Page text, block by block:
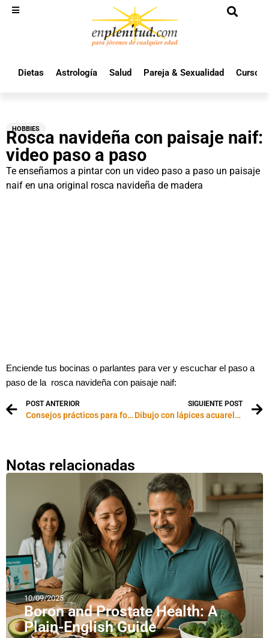
Dietas Astrología Salud Pareja & Sexualidad Cursos
HOBBIES
Rosca navideña con paisaje naif:
video paso a paso
Te enseñamos a pintar con un video paso a paso un paisaje
naif en una original rosca navideña de madera
Enciende tus bocinas o parlantes para ver y escuchar el paso a
paso de la rosca navideña con paisaje naif:
POST ANTERIOR
Consejos prácticos para fotografiar a nuestras mascotas
SIGUIENTE POST
Dibujo con lápices acuarelables: video paso a paso
Notas relacionadas
10/09/2025
Boron and Prostate Health: A
Plain-English Guide